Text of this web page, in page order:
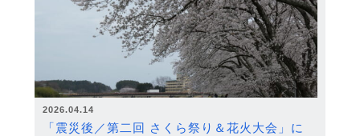
2026.04.14
「震災後／第二回 さくら祭り＆花火大会」に